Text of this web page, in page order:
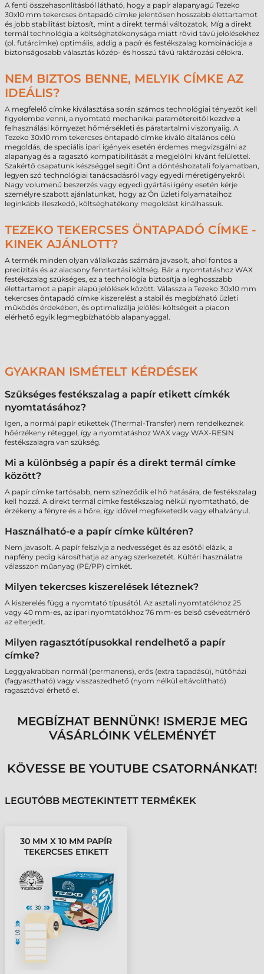
A fenti összehasonlításból látható, hogy a papír alapanyagú Tezeko
30x10 mm tekercses öntapadó címke jelentősen hosszabb élettartamot
és jobb stabilitást biztosít, mint a direkt termál változatok. Míg a direkt
termál technológia a költséghatékonysága miatt rövid távú jelölésekhez
(pl. futárcímke) optimális, addig a papír és festékszalag kombinációja a
biztonságosabb választás közép- és hosszú távú raktározási célokra.
NEM BIZTOS BENNE, MELYIK CÍMKE AZ
IDEÁLIS?
A megfelelő címke kiválasztása során számos technológiai tényezőt kell
figyelembe venni, a nyomtató mechanikai paramétereitől kezdve a
felhasználási környezet hőmérsékleti és páratartalmi viszonyaiig. A
Tezeko 30x10 mm tekercses öntapadó címke kiváló általános célú
megoldás, de speciális ipari igények esetén érdemes megvizsgálni az
alapanyag és a ragasztó kompatibilitását a megjelölni kívánt felülettel.
Szakértő csapatunk készséggel segíti Önt a döntéshozatali folyamatban,
legyen szó technológiai tanácsadásról vagy egyedi méretigényekről.
Nagy volumenű beszerzés vagy egyedi gyártási igény esetén kérje
személyre szabott ajánlatunkat, hogy az Ön üzleti folyamataihoz
leginkább illeszkedő, költséghatékony megoldást kínálhassuk.
TEZEKO TEKERCSES ÖNTAPADÓ CÍMKE -
KINEK AJÁNLOTT?
A termék minden olyan vállalkozás számára javasolt, ahol fontos a
precizitás és az alacsony fenntartási költség. Bár a nyomtatáshoz WAX
festékszalag szükséges, ez a technológia biztosítja a leghosszabb
élettartamot a papír alapú jelölések között. Válassza a Tezeko 30x10 mm
tekercses öntapadó címke kiszerelést a stabil és megbízható üzleti
működés érdekében, és optimalizálja jelölési költségeit a piacon
elérhető egyik legmegbízhatóbb alapanyaggal.
GYAKRAN ISMÉTELT KÉRDÉSEK
Szükséges festékszalag a papír etikett címkék
nyomtatásához?
Igen, a normál papír etikettek (Thermal-Transfer) nem rendelkeznek
hőérzékeny réteggel, így a nyomtatáshoz WAX vagy WAX-RESIN
festékszalagra van szükség.
Mi a különbség a papír és a direkt termál címke
között?
A papír címke tartósabb, nem színeződik el hő hatására, de festékszalag
kell hozzá. A direkt termál címke festékszalag nélkül nyomtatható, de
érzékeny a fényre és a hőre, így idővel megfeketedik vagy elhalványul.
Használható-e a papír címke kültéren?
Nem javasolt. A papír felszívja a nedvességet és az esőtől elázik, a
napfény pedig károsíthatja az anyag szerkezetét. Kültéri használatra
válasszon műanyag (PE/PP) címkét.
Milyen tekercses kiszerelések léteznek?
A kiszerelés függ a nyomtató típusától. Az asztali nyomtatókhoz 25
vagy 40 mm-es, az ipari nyomtatókhoz 76 mm-es belső cséveátmérő
az elterjedt.
Milyen ragasztótípusokkal rendelhető a papír
címke?
Leggyakrabban normál (permanens), erős (extra tapadású), hűtőházi
(fagyasztható) vagy visszaszedhető (nyom nélkül eltávolítható)
ragasztóval érhető el.
MEGBÍZHAT BENNÜNK! ISMERJE MEG
VÁSÁRLÓINK VÉLEMÉNYÉT
KÖVESSE BE YOUTUBE CSATORNÁNKAT!
LEGUTÓBB MEGTEKINTETT TERMÉKEK
30 MM X 10 MM PAPÍR
TEKERCSES ETIKETT
CÍMKE/TEKERCS )